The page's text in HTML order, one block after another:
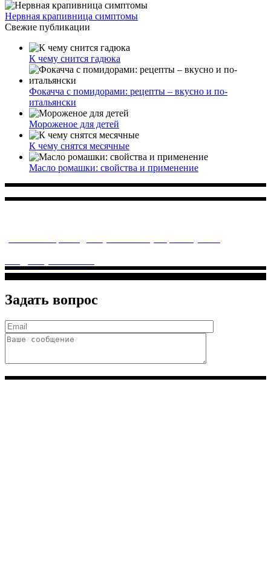
Нервная крапивница симптомы
Свежие публикации
К чему снится гадюка
Фокачча с помидорами: рецепты – вкусно и по-
итальянски
Мороженое для детей
К чему снятся месячные
Масло ромашки: свойства и применение
Задать вопрос